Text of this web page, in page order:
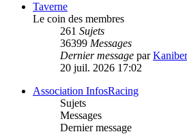
Taverne
Le coin des membres
261 Sujets
36399 Messages
Dernier message parKaniber
20 juil. 2026 17:02
Association InfosRacing
Sujets
Messages
Dernier message